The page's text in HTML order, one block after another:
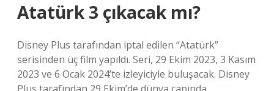
Atatürk 3 çıkacak mı?
Disney Plus tarafından iptal edilen “Atatürk”
serisinden üç film yapıldı. Seri, 29 Ekim 2023, 3 Kasım
2023 ve 6 Ocak 2024’te izleyiciyle buluşacak. Disney